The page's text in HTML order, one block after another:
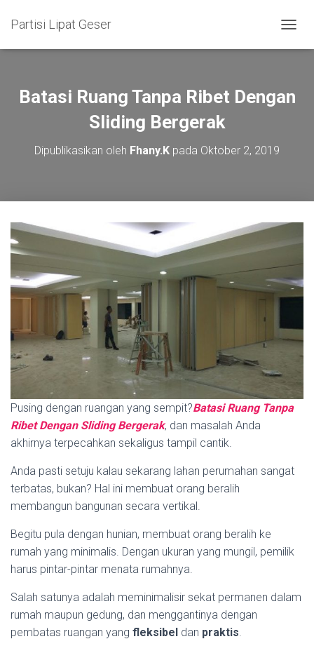
Partisi Lipat Geser
O
E
Batasi Ruang Tanpa Ribet Dengan
Sliding Bergerak
Dipublikasikan oleh Fhany.K pada Oktober 2, 2019
Pusing dengan ruangan yang sempit?Batasi Ruang Tanpa
Ribet Dengan Sliding Bergerak, dan masalah Anda
akhirnya terpecahkan sekaligus tampil cantik.
Anda pasti setuju kalau sekarang lahan perumahan sangat
terbatas, bukan? Hal ini membuat orang beralih
membangun bangunan secara vertikal.
Begitu pula dengan hunian, membuat orang beralih ke
rumah yang minimalis. Dengan ukuran yang mungil, pemilik
harus pintar-pintar menata rumahnya.
Salah satunya adalah meminimalisir sekat permanen dalam
rumah maupun gedung, dan menggantinya dengan
pembatas ruangan yang fleksibel dan praktis.